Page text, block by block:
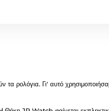
τα ρολόγια. Γι' αυτό